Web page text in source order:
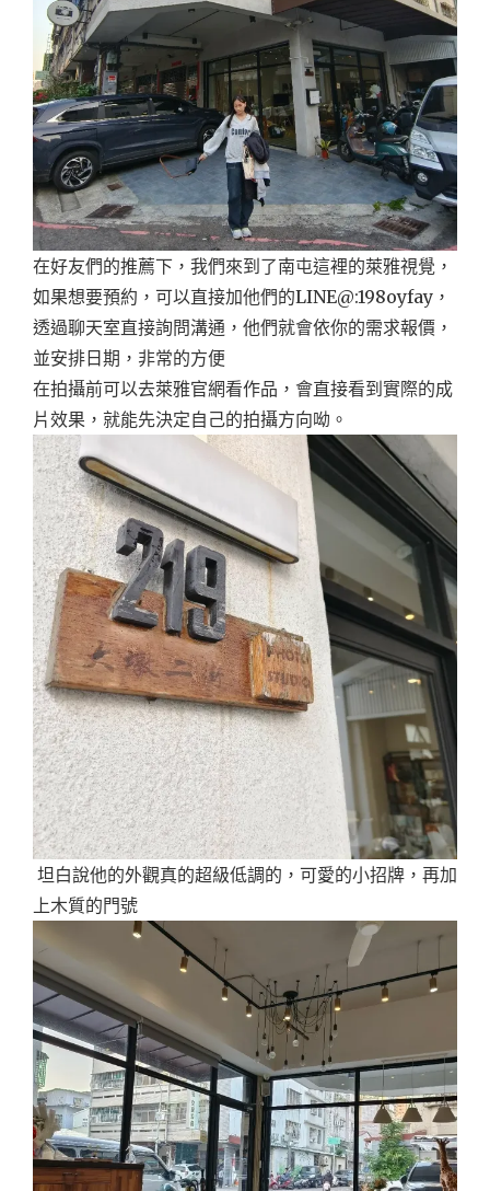
在好友們的推薦下，我們來到了南屯這裡的萊雅視覺，
如果想要預約，可以直接加他們的LINE@:198oyfay，
透過聊天室直接詢問溝通，他們就會依你的需求報價，
並安排日期，非常的方便
在拍攝前可以去萊雅官網看作品，會直接看到實際的成
片效果，就能先決定自己的拍攝方向呦。
坦白說他的外觀真的超級低調的，可愛的小招牌，再加
上木質的門號